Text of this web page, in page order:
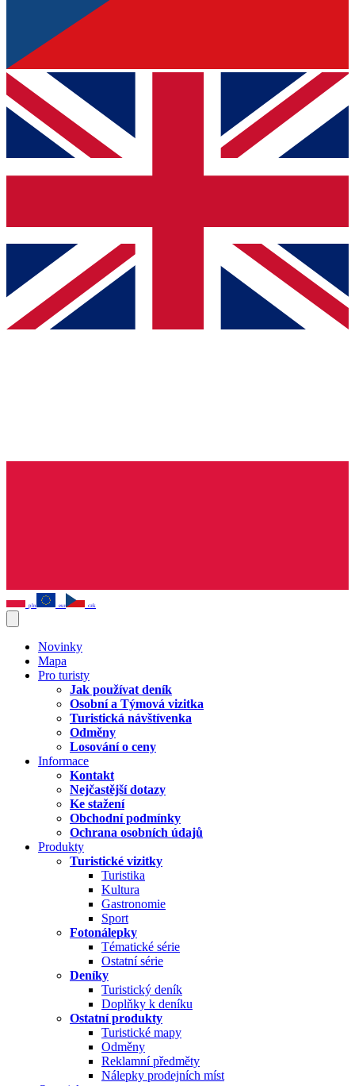
pln eur czk
Novinky
Mapa
Pro turisty
Jak používat deník
Osobní a Týmová vizitka
Turistická návštívenka
Odměny
Losování o ceny
Informace
Kontakt
Nejčastější dotazy
Ke stažení
Obchodní podmínky
Ochrana osobních údajů
Produkty
Turistické vizitky
Turistika
Kultura
Gastronomie
Sport
Fotonálepky
Tématické série
Ostatní série
Deníky
Turistický deník
Doplňky k deníku
Ostatní produkty
Turistické mapy
Odměny
Reklamní předměty
Nálepky prodejních míst